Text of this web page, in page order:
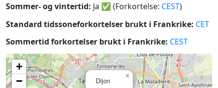
Sommer- og vintertid: Ja ✅ (Forkortelse: CEST)
Standard tidssoneforkortelser brukt i Frankrike: CET
Sommertid forkortelser brukt i Frankrike: CEST
Dijon
×
+
−